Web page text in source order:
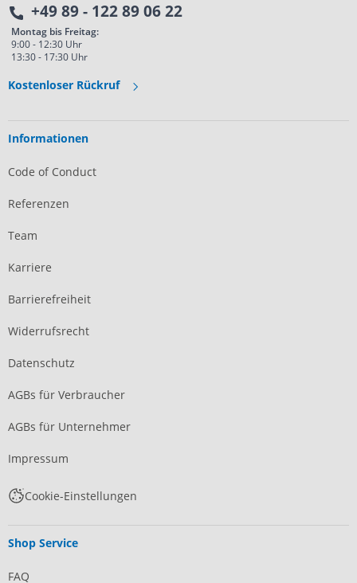
+49 89 - 122 89 06 22
Montag bis Freitag:
9:00 - 12:30 Uhr
13:30 - 17:30 Uhr
Kostenloser Rückruf
Informationen
Code of Conduct
Referenzen
Team
Karriere
Barrierefreiheit
Widerrufsrecht
Datenschutz
AGBs für Verbraucher
AGBs für Unternehmer
Impressum
Cookie-Einstellungen
Shop Service
FAQ